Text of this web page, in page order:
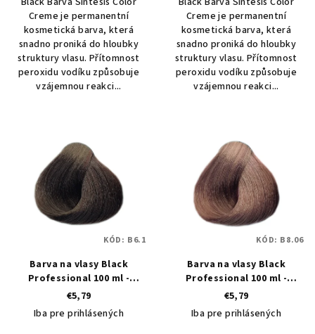
Creme je permanentní
kosmetická barva, která
snadno proniká do hloubky
struktury vlasu. Přítomnost
peroxidu vodíku způsobuje
vzájemnou reakci...
Creme je permanentní
kosmetická barva, která
snadno proniká do hloubky
struktury vlasu. Přítomnost
peroxidu vodíku způsobuje
vzájemnou reakci...
Barva na vlasy Black
Professional 100 ml -
odstín 6.1 popelavý tmavý
blond
€5,79
Iba pre prihlásených
KÓD: B6.1
Barva na vlasy Black
Professional 100 ml -
odstín 8.06 teplý světlý
blond
€5,79
Iba pre prihlásených
KÓD: B8.06